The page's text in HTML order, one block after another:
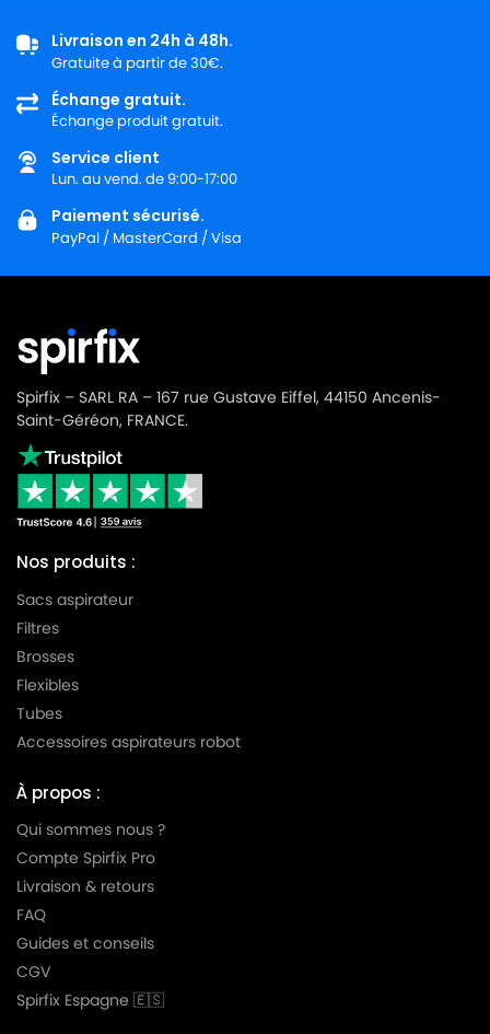
Livraison en 24h à 48h.
Gratuite à partir de 30€.
Échange gratuit.
Échange produit gratuit.
Service client
Lun. au vend. de 9:00-17:00
Paiement sécurisé.
PayPal / MasterCard / Visa
Spirfix – SARL RA – 167 rue Gustave Eiffel, 44150 Ancenis-
Saint-Géréon, FRANCE.
Nos produits :
Sacs aspirateur
Filtres
Brosses
Flexibles
Tubes
Accessoires aspirateurs robot
À propos :
Qui sommes nous ?
Compte Spirfix Pro
Livraison & retours
FAQ
Guides et conseils
CGV
Spirfix Espagne 🇪🇸